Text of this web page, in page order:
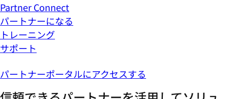
Partner Connect
パートナーになる
トレーニング
サポート
パートナーポータルにアクセスする